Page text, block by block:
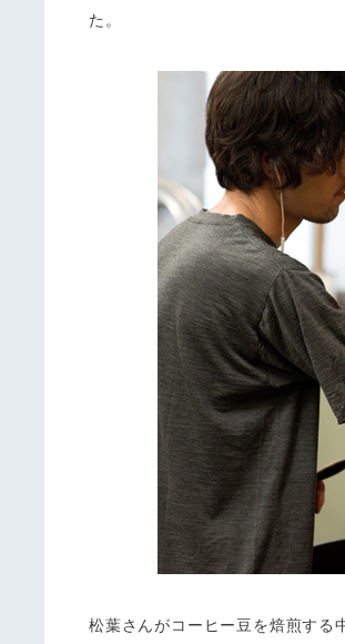
た。
松葉さんがコーヒー豆を焙煎する